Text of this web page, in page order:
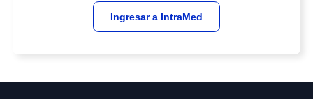
Ingresar a IntraMed